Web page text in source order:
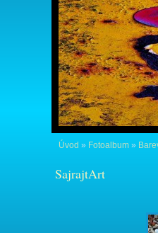
Úvod » Fotoalbum »
SajrajtArt